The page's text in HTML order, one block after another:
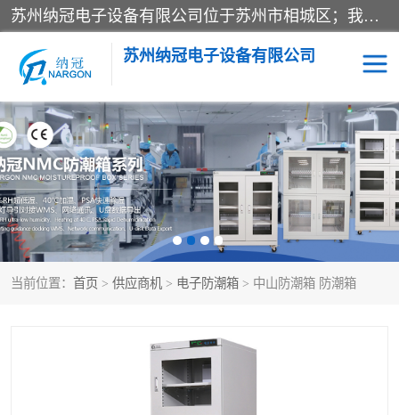
苏州纳冠电子设备有限公司位于苏州市相城区；我司依托国外先进技术结合国内用户的需求，为客户提供具有WMS功能的超低湿快速除湿电子防潮，压缩空气连续干燥柜、智能物料管理氮气储物柜、自制氮氮气柜、防潮氮气组合柜、不锈钢洁净氮气柜、洁净储物柜、石墨舟柜、亮灯导引丝网板存储柜、PCB柔性板气密干燥柜等
苏州纳冠电子设备有限公司
当前位置： 首页 > 供应商机 > 电子防潮箱 > 中山防潮箱 防潮箱
电子防潮箱 氮气柜
智能料架 干燥箱